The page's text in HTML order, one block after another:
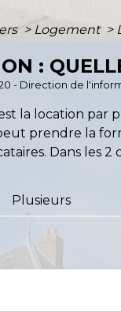
> Logement >
:
- Direction de
la location par
prendre la
Dans les 2
Plusieurs